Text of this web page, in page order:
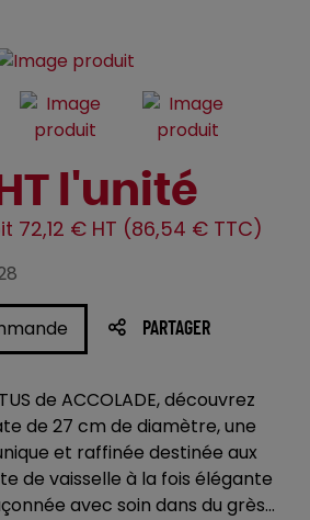
l'unité
72,12 € HT (86,54 € TTC)
PARTAGER
de ACCOLADE, découvrez
de 27 cm de diamètre, une
et raffinée destinée aux
de vaisselle à la fois élégante
avec soin dans du grès...